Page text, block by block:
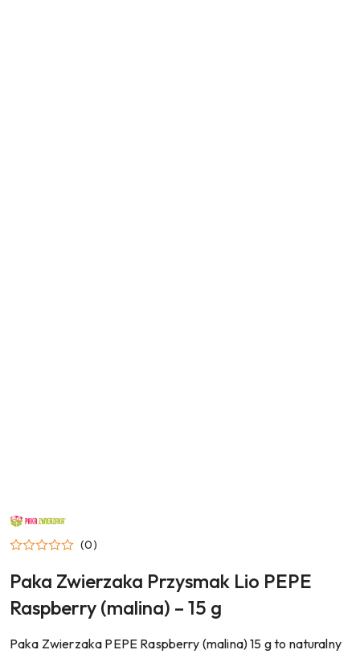
NAZWA
PRODUCENTA:
PAKA
ZWIERZAKA (0)
Paka Zwierzaka Przysmak Lio PEPE
Raspberry (malina) – 15 g
Paka Zwierzaka PEPE Raspberry (malina) 15 g to naturalny